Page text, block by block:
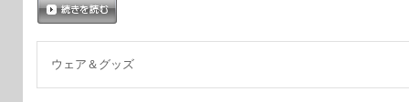
ウェア＆グッズ